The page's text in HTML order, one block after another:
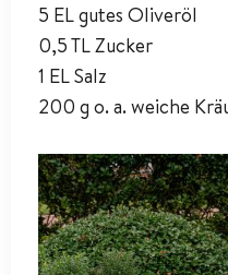
5 EL gutes Oliveröl
0,5 TL Zucker
1 EL Salz
200 g o. a. weiche